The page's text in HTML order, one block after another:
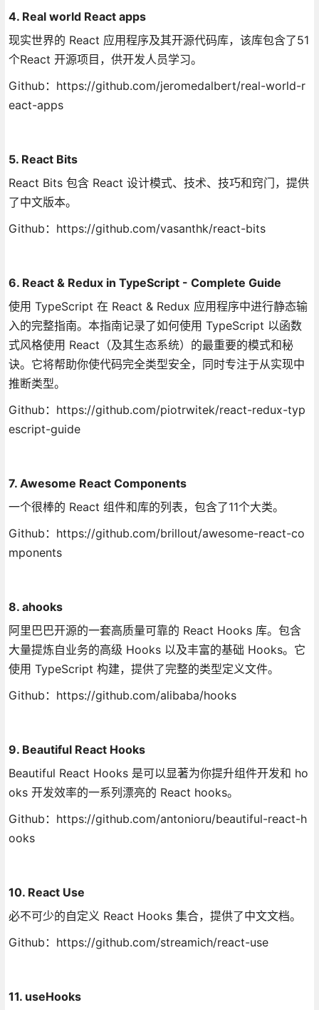
4. Real world React apps
现实世界的 React 应用程序及其开源代码库，该库包含了51
个React 开源项目，供开发人员学习。
Github：https://github.com/jeromedalbert/real-world-r
eact-apps
5. React Bits
React Bits 包含 React 设计模式、技术、技巧和窍门，提供
了中文版本。
Github：https://github.com/vasanthk/react-bits
6. React & Redux in TypeScript - Complete Guide
使用 TypeScript 在 React & Redux 应用程序中进行静态输
入的完整指南。本指南记录了如何使用 TypeScript 以函数
式风格使用 React（及其生态系统）的最重要的模式和秘
诀。它将帮助你使代码完全类型安全，同时专注于从实现中
推断类型。
Github：https://github.com/piotrwitek/react-redux-typ
escript-guide
7. Awesome React Components
一个很棒的 React 组件和库的列表，包含了11个大类。
Github：https://github.com/brillout/awesome-react-co
mponents
8. ahooks
阿里巴巴开源的一套高质量可靠的 React Hooks 库。包含
大量提炼自业务的高级 Hooks 以及丰富的基础 Hooks。它
使用 TypeScript 构建，提供了完整的类型定义文件。
Github：https://github.com/alibaba/hooks
9. Beautiful React Hooks
Beautiful React Hooks 是可以显著为你提升组件开发和 ho
oks 开发效率的一系列漂亮的 React hooks。
Github：https://github.com/antonioru/beautiful-react-h
ooks
10. React Use
必不可少的自定义 React Hooks 集合，提供了中文文档。
Github：https://github.com/streamich/react-use
11. useHooks